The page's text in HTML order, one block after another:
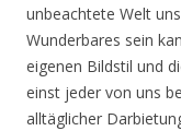
unbeachtete Welt
Wunderbares sein
eigenen Bildstil und
einst jeder von uns
alltäglicher